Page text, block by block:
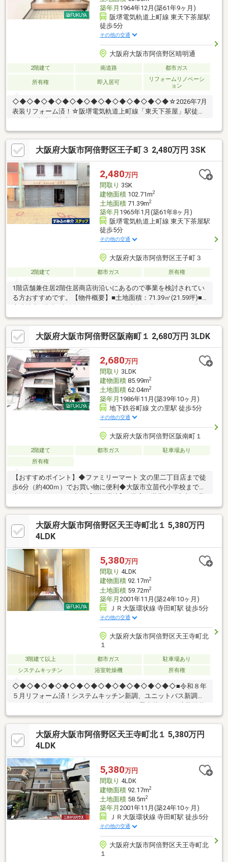
築年月 1964年12月(築61年9ヶ月)
阪堺電気軌道上町線 東天下茶屋駅
徒歩5分
その他の交通
大阪府大阪市阿倍野区晴明通
2階建て 南道路 都市ガス
所有権 即入居可
リフォームリノベーシ
ョン
◇◆◇◆◇◆◇◆◇◆◇◆◇◆◇◆◇◆◇◆◇◆☆2026年7月
表装リフォーム済！☆阪堺電気軌道上町線「東天下茶屋」駅徒歩
５分♪☆木造２階建、４ＤＫ☆居住用はもちろん収益用として
も いかがでしょうか♪・スーパーやコンビニ、ドラッグストアな
ど生活に便利な施設が周辺には充実しています♪〇デイリーカナー
ト晴明通店：徒歩2分（110ｍ）〇セブンイレブン大阪阿倍野元町
店：徒歩7分 （500ｍ）〇ダイコクドラッグ天下茶屋駅前店：徒
歩14分 （1090ｍ）
◇◆◇◆◇◆◇◆◇◆◇◆◇◆◇◆◇◆◇◆◇◆
大阪府大阪市阿倍野区王子町３ 2,480万円 3SK
2,480万円
間取り 3SK
建物面積102.71m2
土地面積71.39m2
築年月 1965年1月(築61年8ヶ月)
阪堺電気軌道上町線 東天下茶屋駅
徒歩5分
その他の交通
大阪府大阪市阿倍野区王子町３
2階建て 都市ガス 所有権
1階店舗兼住居2階住居商店街沿いにあるので事業を検討されてい
る方おすすめです。【物件概要】■土地面積：71.39㎡(21.59坪)■
57.70㎡、2階45.01㎡)■間取り：3ＳＫ【交通アクセス】■阪堺電気
軌道上町線「東天下茶屋」駅徒歩5分■大阪メトロ御堂筋線「昭和
町」駅徒歩12分大阪府大阪市阿倍野区阪南町１ 2,680万円 3LDK
2,680万円
間取り 3LDK
建物面積85.99m2
土地面積62.04m2
築年月 1986年11月(築39年10ヶ月)
地下鉄谷町線 文の里駅 徒歩5分
その他の交通
大阪府大阪市阿倍野区阪南町１
2階建て 都市ガス
駐車場あり
所有権
【おすすめポイント】◆ファミリーマート 文の里二丁目店まで徒
歩6分（約400ｍ）でお買い物に便利◆大阪市立苗代小学校まで徒
歩6分（約400ｍ）で安心【周辺環境】―子育て世帯にも安心の環
境－・大阪市立苗代小学校 約400ｍ・大阪市立阿倍野中学校
約1200ｍ―ちょっとしたお買い物に便利―・デイリーカナートイ
ズミヤ昭和町店 約600ｍ・ライフ昭和町駅前店 約700ｍ・セブ
ンイレブン大阪阿倍野筋5丁目店 約320ｍ・スギ薬局昭和町北
大阪府大阪市阿倍野区天王寺町北１ 5,380万円
4LDK
5,380万円
間取り 4LDK
建物面積92.17m2
土地面積59.72m2
築年月 2001年11月(築24年10ヶ月)
ＪＲ大阪環状線 寺田町駅 徒歩5分
その他の交通
大阪府大阪市阿倍野区天王寺町北
１
3階建て以上 都市ガス
駐車場あり
システムキッチン
浴室乾燥機 所有権
◇◆◇◆◇◆◇◆◇◆◇◆◇◆◇◆◇◆◇◆◇◆◇■令和８年
５月リフォーム済！システムキッチン新調、ユニットバス新調ク
等■大阪環状線「寺田町」駅徒歩５分■車庫付鉄骨造３階建■４Ｌ
ＤＫ＋ロフト■２階に水廻りが集約♪■食洗器・浴室乾燥機付♪・ス
ーパーやコンビニ、ドラッグストアなど生活に便利な施設が周辺
には充実しています♪〇万代天王寺店：徒歩6分（440ｍ）〇セブ
寺田町駅前店：徒歩7分 （500ｍ）
◇◆◇◆◇◆◇◆◇◆◇◆◇◆◇◆◇◆◇◆◇◆◇
大阪府大阪市阿倍野区天王寺町北１ 5,380万円
4LDK
5,380万円
間取り 4LDK
建物面積92.17m2
土地面積58.5m2
築年月 2001年11月(築24年10ヶ月)
ＪＲ大阪環状線 寺田町駅 徒歩5分
その他の交通
大阪府大阪市阿倍野区天王寺町北
１